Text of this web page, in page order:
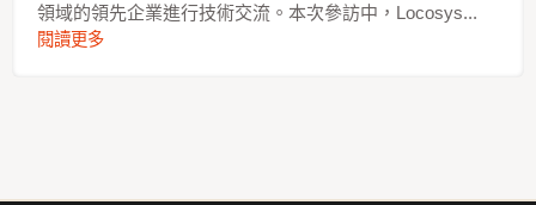
領域的領先企業進行技術交流。本次參訪中，Locosys...
閱讀更多